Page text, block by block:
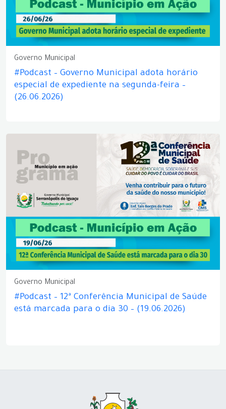
Governo Municipal
#Podcast – Governo Municipal adota horário
especial de expediente na segunda-feira –
(26.06.2026)
Governo Municipal
#Podcast – 12ª Conferência Municipal de Saúde
está marcada para o dia 30 – (19.06.2026)